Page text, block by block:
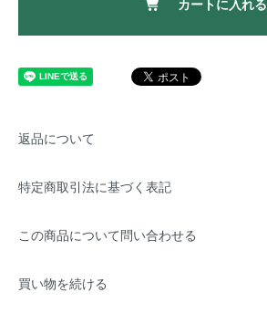
カートに入れる
返品について
特定商取引法に基づく表記
この商品について問い合わせる
買い物を続ける